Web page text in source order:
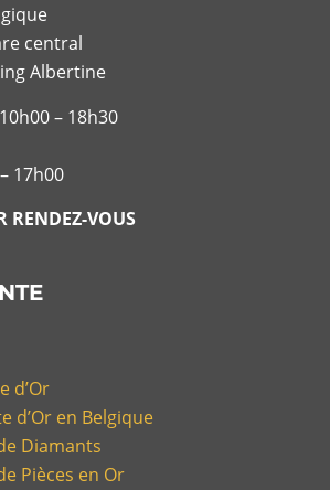
central
Albertine
10h00 – 18h30
17h00
RENDEZ-VOUS
d’Or
d’Or en Belgique
Diamants
Pièces en Or